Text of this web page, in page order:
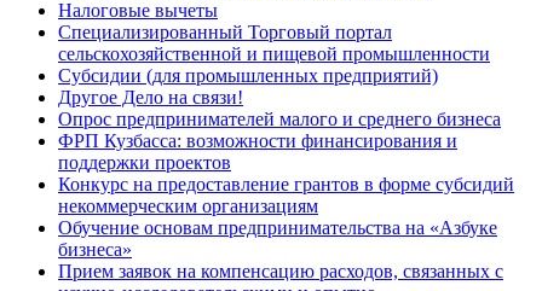
Налоговые вычеты
Специализированный Торговый портал
сельскохозяйственной и пищевой промышленности
Субсидии (для промышленных предприятий)
Другое Дело на связи!
Опрос предпринимателей малого и среднего бизнеса
ФРП Кузбасса: возможности финансирования и
поддержки проектов
Конкурс на предоставление грантов в форме субсидий
некоммерческим организациям
Обучение основам предпринимательства на «Азбуке
бизнеса»
Прием заявок на компенсацию расходов, связанных с